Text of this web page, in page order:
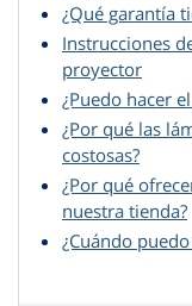
¿Qué garantía
Instrucciones
proyector
¿Puedo hacer
¿Por qué las
costosas?
¿Por qué
nuestra tienda?
¿Cuándo